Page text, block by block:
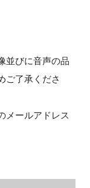
並びに音声の品
ご了承くださ
メールアドレス